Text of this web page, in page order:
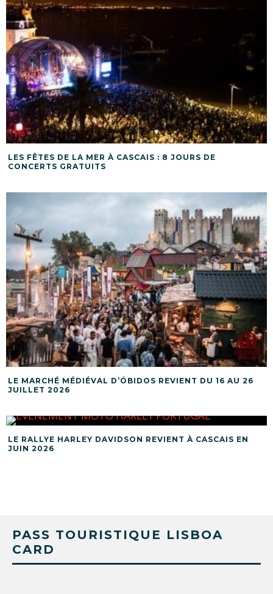
LES FÊTES DE LA MER À CASCAIS : 8 JOURS DE
CONCERTS GRATUITS
LE MARCHÉ MÉDIÉVAL D’ÓBIDOS REVIENT DU 16 AU 26
JUILLET 2026
LE RALLYE HARLEY DAVIDSON REVIENT À CASCAIS EN
JUIN 2026
PASS TOURISTIQUE LISBOA
CARD